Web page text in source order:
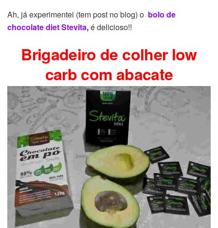
Ah, já experimentei (tem post no blog) o bolo de
chocolate diet Stevita,é delicioso!!
Brigadeiro de colher low
carb com abacate